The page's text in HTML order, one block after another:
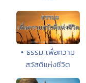
• ธรรมะเพื่อความ
สวัสดีแห่งชีวิต